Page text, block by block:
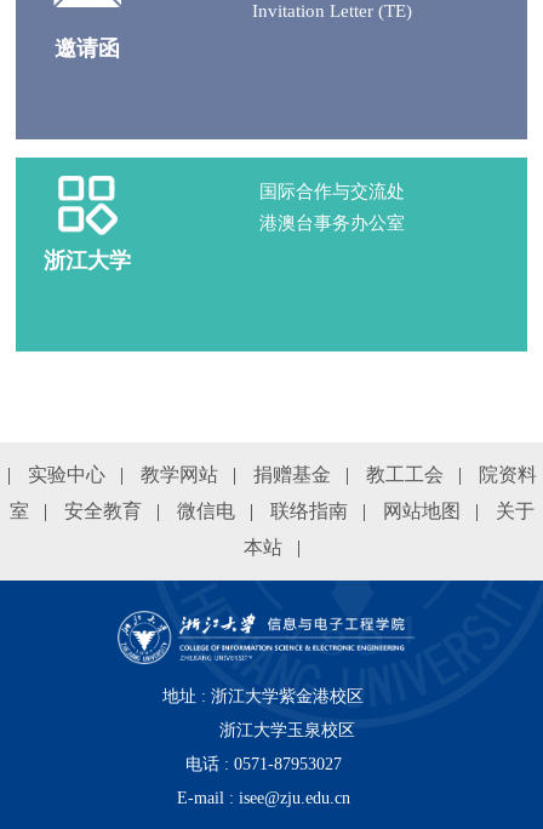
邀请函
Invitation Letter (TE)
浙江大学
国际合作与交流处
港澳台事务办公室
| 实验中心 | 教学网站 | 捐赠基金 | 教工工会 |
院资料
室
| 安全教育 | 微信电 | 联络指南 | 网站地图 |
关于
本站
|
地址 : 浙江大学紫金港校区
浙江大学玉泉校区
电话 : 0571-87953027
E-mail : isee@zju.edu.cn